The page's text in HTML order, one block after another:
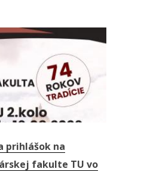
prihlášok na
fakulte TU vo